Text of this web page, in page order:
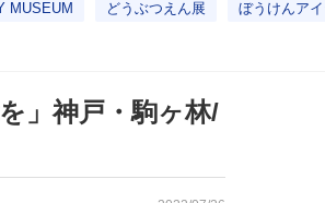
MUSEUM どうぶつえん展 ぼうけんア
」神戸・駒ヶ林/